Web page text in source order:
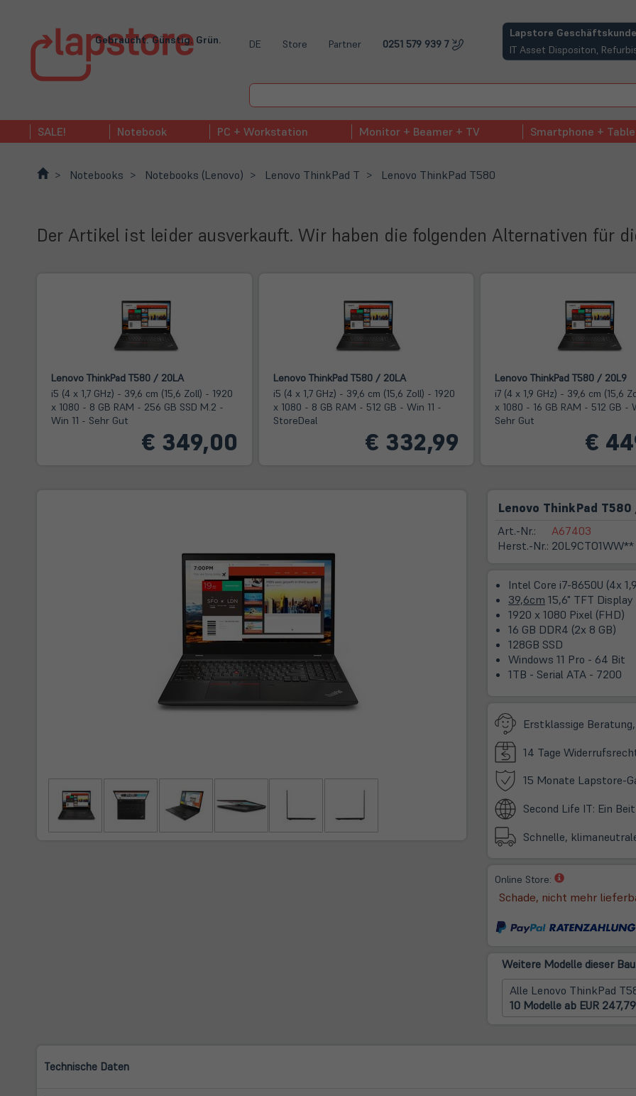
Gebraucht. Günstig. Grün. DE Store Partner 0251 579 939 7
Lapstore
IT Asset Dispositon,
(öffnet in neuem Tab)
SALE! Notebook PC + Workstation Monitor + Beamer + TV Smartphone +
Notebooks Notebooks (Lenovo) Lenovo ThinkPad T Lenovo ThinkPad T580
Der Artikel ist leider ausverkauft. Wir haben die folgenden Alternativen für
Lenovo ThinkPad T580 / 20LA
i5 (4 x 1,7 GHz) - 39,6 cm (15,6 Zoll) - 1920
x 1080 - 8 GB RAM - 256 GB SSD M.2 -
Win 11 - Sehr Gut
€ 349,00
Lenovo ThinkPad T580 / 20LA
i5 (4 x 1,7 GHz) - 39,6 cm (15,6 Zoll) - 1920
x 1080 - 8 GB RAM - 512 GB - Win 11 -
StoreDeal
€ 332,99
Lenovo ThinkPad T580 / 20L9
i7 (4 x 1,9 GHz) - 39,6 cm (15,6
x 1080 - 16 GB RAM - 512 GB -
Sehr Gut
€
Lenovo ThinkPad
Art.-Nr.:
Herst.-Nr.:
A67403
20L9CTO1WW**
Intel Core i7-8650U (4x
39,6cm 15,6" TFT Display
1920 x 1080 Pixel (FHD)
16 GB DDR4 (2x 8 GB)
128GB SSD
Windows 11 Pro - 64 Bit
1TB - Serial ATA - 7200
Erstklassige
14 Tage
15 Monate Lapstore-
Second Life IT: Ein
Schnelle,
Online Store:
(öffnet
in
neuem
Schade, nicht mehr
Weitere Modelle dieser
Alle Lenovo ThinkPad
10 Modelle ab EUR 247,79
Technische Daten